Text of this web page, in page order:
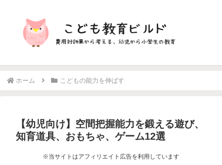
ホーム こどもの能力を伸ばす
【幼児向け】空間把握能力を鍛える遊び、
知育道具、おもちゃ、ゲーム12選
※当サイトはアフィリエイト広告を利用しています